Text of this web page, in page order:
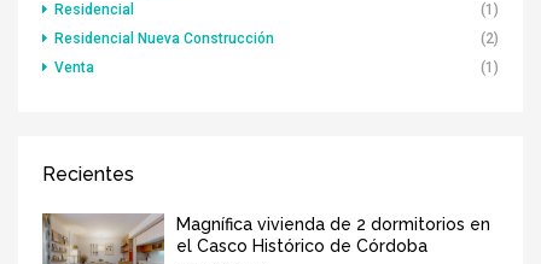
Residencial
(1)
Residencial Nueva Construcción
(2)
Venta
(1)
Recientes
Magnífica vivienda de 2 dormitorios en
el Casco Histórico de Córdoba